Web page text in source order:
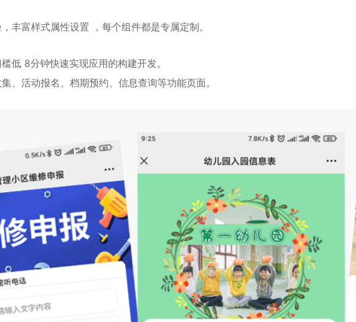
丰富样式属性设置 ，每个组件都是专属定制。
低 8分钟快速实现应用的构建开发。
、活动报名、档期预约、信息查询等功能页面。